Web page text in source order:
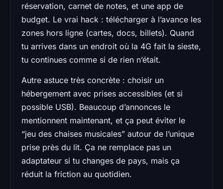
réservation, carnet de notes, et une app de
budget. Le vrai hack : télécharger à l’avance les
zones hors ligne (cartes, docs, billets). Quand
tu arrives dans un endroit où la 4G fait la sieste,
tu continues comme si de rien n’était.
Autre astuce très concrète : choisir un
hébergement avec prises accessibles (et si
possible USB). Beaucoup d’annonces le
mentionnent maintenant, et ça peut éviter le
“jeu des chaises musicales” autour de l’unique
prise près du lit. Ça ne remplace pas un
adaptateur si tu changes de pays, mais ça
réduit la friction au quotidien.